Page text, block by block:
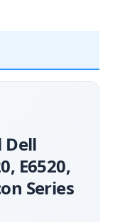
E6520,
Series